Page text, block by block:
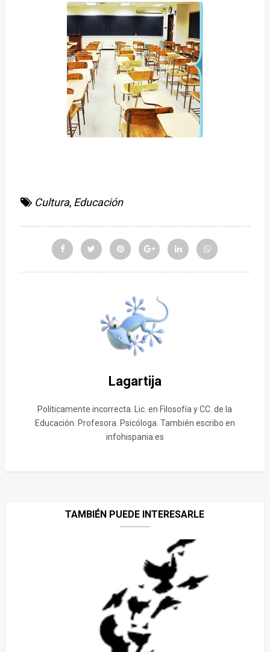
Cultura, Educación
Lagartija
Políticamente incorrecta. Lic. en Filosofía y CC. de la
Educación. Profesora. Psicóloga. También escribo en
infohispania.es
TAMBIÉN PUEDE INTERESARLE